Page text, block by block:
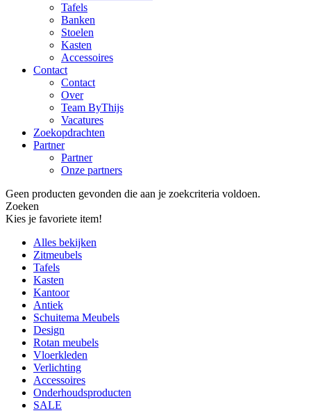
Tafels
Banken
Stoelen
Kasten
Accessoires
Contact
Contact
Over
Team ByThijs
Vacatures
Zoekopdrachten
Partner
Partner
Onze partners
Geen producten gevonden die aan je zoekcriteria voldoen.
Zoeken
Kies je favoriete item!
Alles bekijken
Zitmeubels
Tafels
Kasten
Kantoor
Antiek
Schuitema Meubels
Design
Rotan meubels
Vloerkleden
Verlichting
Accessoires
Onderhoudsproducten
SALE